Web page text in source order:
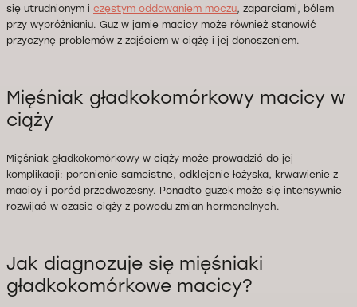
się utrudnionym i częstym oddawaniem moczu, zaparciami, bólem
przy wypróżnianiu. Guz w jamie macicy może również stanowić
przyczynę problemów z zajściem w ciążę i jej donoszeniem.
Mięśniak gładkokomórkowy macicy w
ciąży
Mięśniak gładkokomórkowy w ciąży może prowadzić do jej
komplikacji: poronienie samoistne, odklejenie łożyska, krwawienie z
macicy i poród przedwczesny. Ponadto guzek może się intensywnie
rozwijać w czasie ciąży z powodu zmian hormonalnych.
Jak diagnozuje się mięśniaki
gładkokomórkowe macicy?